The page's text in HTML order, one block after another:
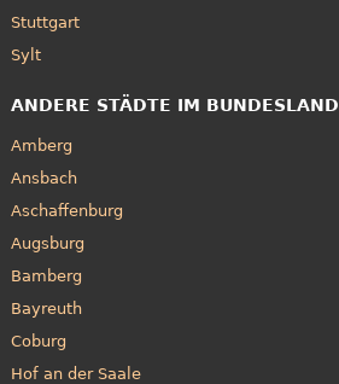
Stuttgart
Sylt
ANDERE STÄDTE IM BUNDESLAND
Amberg
Ansbach
Aschaffenburg
Augsburg
Bamberg
Bayreuth
Coburg
Hof an der Saale